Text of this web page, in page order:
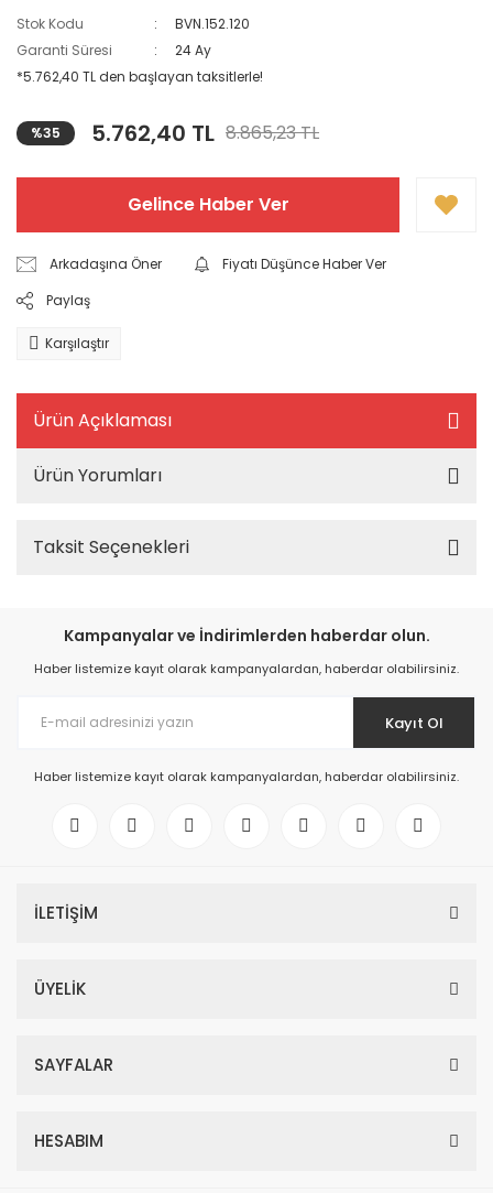
Stok Kodu
BVN.152.120
Garanti Süresi
24 Ay
*5.762,40 TL den başlayan taksitlerle!
%35 5.762,40 TL 8.865,23 TL
Gelince Haber Ver
Arkadaşına Öner
Fiyatı Düşünce Haber Ver
Paylaş
Karşılaştır
Ürün Açıklaması
Ürün Yorumları
Taksit Seçenekleri
Kampanyalar ve İndirimlerden haberdar olun.
Haber listemize kayıt olarak kampanyalardan, haberdar olabilirsiniz.
Kayıt Ol
Haber listemize kayıt olarak kampanyalardan, haberdar olabilirsiniz.
İLETİŞİM
ÜYELİK
SAYFALAR
HESABIM